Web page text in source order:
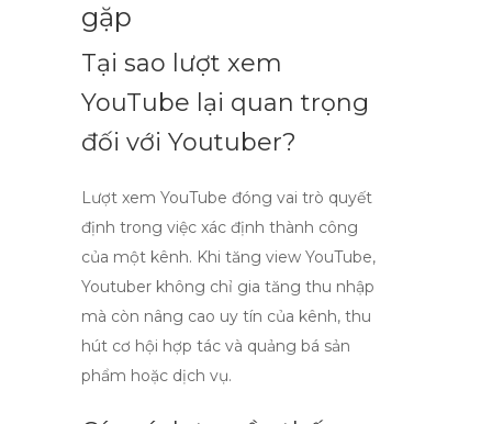
gặp
Tại sao lượt xem
YouTube lại quan trọng
đối với Youtuber?
Lượt xem YouTube đóng vai trò quyết
định trong việc xác định thành công
của một kênh. Khi tăng view YouTube,
Youtuber không chỉ gia tăng thu nhập
mà còn nâng cao uy tín của kênh, thu
hút cơ hội hợp tác và quảng bá sản
phẩm hoặc dịch vụ.